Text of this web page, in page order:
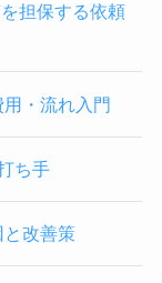
担保する依頼
・流れ入門
ち手
改善策